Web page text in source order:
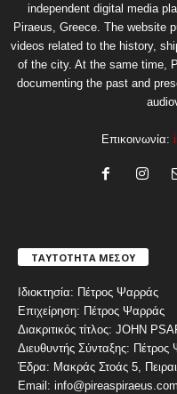
independent digital media
Piraeus, Greece. The website
videos related to the history,
of the city. At the same time,
documenting the past and
Επικοινωνία:
ΤΑΥΤΟΤΗΤΑ ΜΕΣΟΥ
Ιδιοκτησία: Πέτρος Ψαρράς
Επιχείρηση: Πέτρος Ψαρράς
Διακριτικός τίτλος: JOHN
Διευθυντής Σύνταξης:
Έδρα: Μακράς Στοάς 5,
Email: info@pireaspiraeus.com